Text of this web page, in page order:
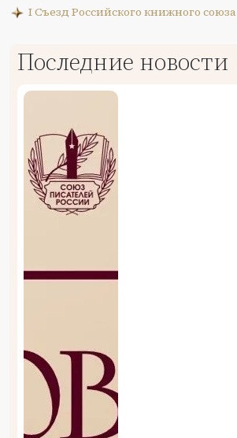
I Съезд Российского книжного союза
Последние новости